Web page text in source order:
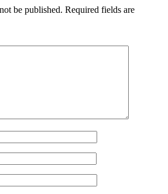
be published. Required fields are